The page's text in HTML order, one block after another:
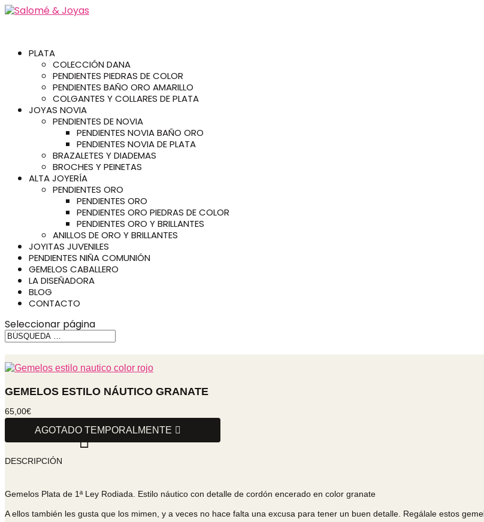
PLATA
COLECCIÓN DANA
PENDIENTES PIEDRAS DE COLOR
PENDIENTES BAÑO ORO AMARILLO
COLGANTES Y COLLARES DE PLATA
JOYAS NOVIA
PENDIENTES DE NOVIA
PENDIENTES NOVIA BAÑO ORO
PENDIENTES NOVIA DE PLATA
BRAZALETES Y DIADEMAS
BROCHES Y PEINETAS
ALTA JOYERÍA
PENDIENTES ORO
PENDIENTES ORO
PENDIENTES ORO PIEDRAS DE COLOR
PENDIENTES ORO Y BRILLANTES
ANILLOS DE ORO Y BRILLANTES
JOYITAS JUVENILES
PENDIENTES NIÑA COMUNIÓN
GEMELOS CABALLERO
LA DISEÑADORA
BLOG
CONTACTO
Seleccionar página
GEMELOS ESTILO NÁUTICO GRANATE
65,00€
AGOTADO TEMPORALMENTE
DESCRIPCIÓN
Gemelos Plata de 1ª Ley Rodiada. Estilo náutico con detalle de cordón encerado en color granate
A ellos también les gusta que los mimen, y a veces no hace falta una excusa para tener un buen detalle. Regálale estos